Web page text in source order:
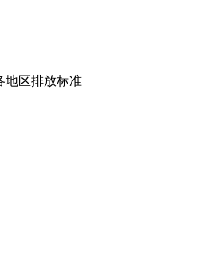
地区排放标准